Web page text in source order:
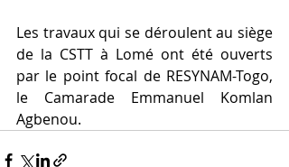
Les travaux qui se déroulent au siège
de la CSTT à Lomé ont été ouverts
par le point focal de RESYNAM-Togo,
le Camarade Emmanuel Komlan
Agbenou.